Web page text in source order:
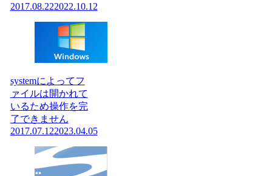
2017.08.222022.10.12
systemによってフ
ァイルは開かれて
いるため操作を完
了できません
2017.07.122023.04.05